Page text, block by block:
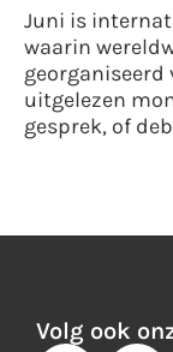
Juni is
waarin
georganiseerd
uitgelezen
gesprek, of
Volg ook